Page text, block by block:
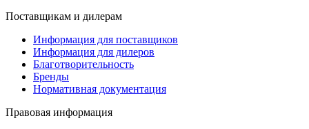
Поставщикам и дилерам
Информация для поставщиков
Информация для дилеров
Благотворительность
Бренды
Нормативная документация
Правовая информация